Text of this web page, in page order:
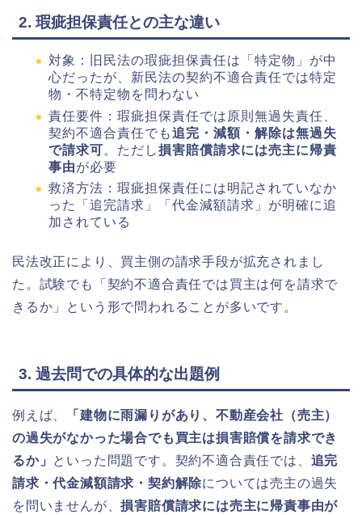
2. 瑕疵担保責任との主な違い
対象：旧民法の瑕疵担保責任は「特定物」が中
心だったが、新民法の契約不適合責任では特定
物・不特定物を問わない
責任要件：瑕疵担保責任では原則無過失責任、
契約不適合責任でも追完・減額・解除は無過失
で請求可。ただし損害賠償請求には売主に帰責
事由が必要
救済方法：瑕疵担保責任には明記されていなか
った「追完請求」「代金減額請求」が明確に追
加されている
民法改正により、買主側の請求手段が拡充されまし
た。試験でも「契約不適合責任では買主は何を請求で
きるか」という形で問われることが多いです。
3. 過去問での具体的な出題例
例えば、
「建物に雨漏りがあり、不動産会社（売主）
の過失がなかった場合でも買主は損害賠償を請求でき
るか」 といった問題です。契約不適合責任では、 追完
請求・代金減額請求・契約解除については売主の過失
を問いませんが、損害賠償請求には売主に帰責事由が